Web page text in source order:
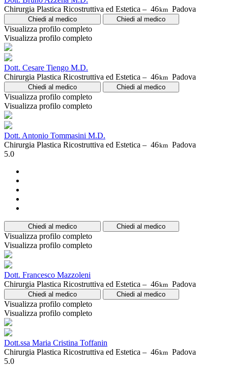
Chirurgia Plastica Ricostruttiva ed Estetica – 46km Padova
Chiedi al medico Chiedi al medico
Visualizza profilo completo
Visualizza profilo completo
Dott. Cesare Tiengo M.D.
Chirurgia Plastica Ricostruttiva ed Estetica – 46km Padova
Chiedi al medico Chiedi al medico
Visualizza profilo completo
Visualizza profilo completo
Dott. Antonio Tommasini M.D.
Chirurgia Plastica Ricostruttiva ed Estetica – 46km Padova
5.0
Chiedi al medico Chiedi al medico
Visualizza profilo completo
Visualizza profilo completo
Dott. Francesco Mazzoleni
Chirurgia Plastica Ricostruttiva ed Estetica – 46km Padova
Chiedi al medico Chiedi al medico
Visualizza profilo completo
Visualizza profilo completo
Dott.ssa Maria Cristina Toffanin
Chirurgia Plastica Ricostruttiva ed Estetica – 46km Padova
5.0